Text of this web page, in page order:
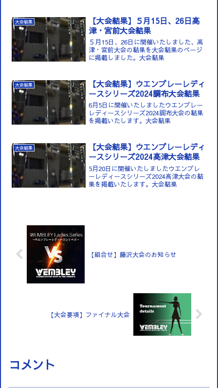
大会結果
【大会結果】５月15日、26日高
津・宮前大会結果
５月15日、26日に開催いたしました、高
津・宮前大会の結果を大会結果のページ
に掲載しました。大会結果
大会結果
【大会結果】ウエンブレーレディ
ースシリーズ2024調布大会結果
6月5日に開催いたしましたウエンブレー
レディースシリーズ2024調布大会の結果
を掲載いたします。大会結果
大会結果
【大会結果】ウエンブレーレディ
ースシリーズ2024高津大会結果
5月20日に開催いたしましたウエンブレ
ーレディースシリーズ2024高津大会の結
果を掲載いたします。大会結果
【組合せ】藤沢大会のお知らせ
【大会要項】ファイナル大会
コメント